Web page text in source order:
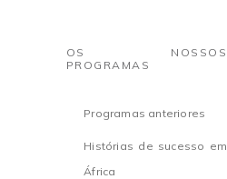
OS NOSSOS
PROGRAMAS
Programas anteriores
Histórias de sucesso em
África